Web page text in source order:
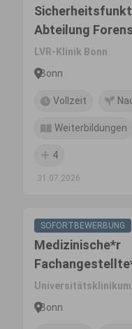
Abteilung
LVR-Klinik Bonn
Bonn
Vollzeit
Weiterbildungen
4
31.07.2026
SOFORTBEWERBUNG
Medizinische*r
Universitätsklinikum
Bonn